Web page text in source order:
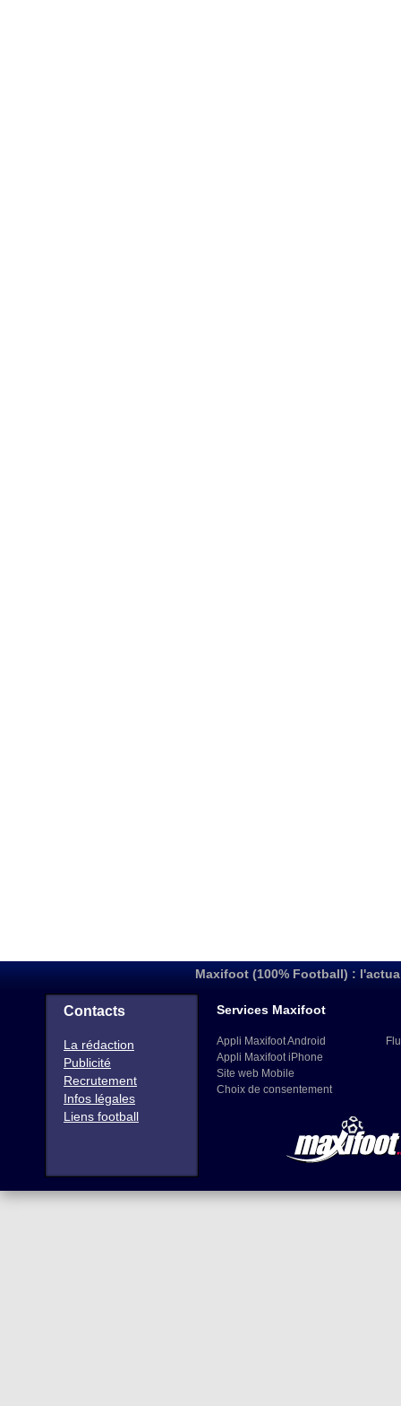
Maxifoot (100% Football) :
Contacts
La rédaction
Publicité
Recrutement
Infos légales
Liens football
Services Maxifoot
Appli Maxifoot Android
Appli Maxifoot iPhone
Site web Mobile
Choix de consentement